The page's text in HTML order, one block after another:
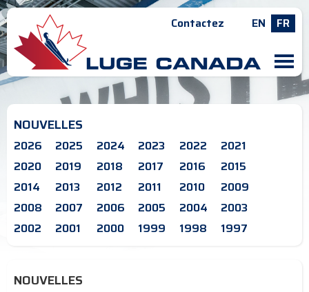
Contactez EN FR
M
NOUVELLES
2026 2025 2024 2023 2022
2021
2020
2019 2018 2017 2016
2015
2014
2013 2012 2011 2010
2009
2008
2007 2006 2005 2004
2003
2002
2001 2000 1999 1998 1997
NOUVELLES